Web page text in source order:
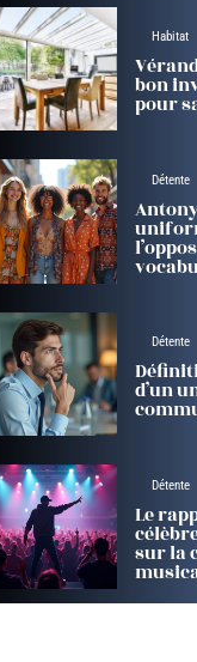
Habitat
bon
pour
Détente
Détente
d’un
Détente
Le
sur la